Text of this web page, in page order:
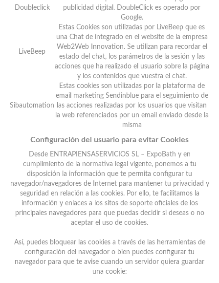
Doubleclick
publicidad digital. DoubleClick es operado por
Google.
LiveBeep
Estas Cookies son utilizadas por LiveBeep que es
una Chat de integrado en el website de la empresa
Web2Web Innovation. Se utilizan para recordar el
estado del chat, los parámetros de la sesión y las
acciones que ha realizado el usuario sobre la página
y los contenidos que vuestra el chat.
Sibautomation
Estas cookies son utilizadas por la plataforma de
email marketing Sendinblue para el seguimiento de
las acciones realizadas por los usuarios que visitan
la web referenciados por un email enviado desde la
misma
Configuración del usuario para evitar Cookies
Desde ENTRAPIENSASERVICIOS SL – ExpoBath y en
cumplimiento de la normativa legal vigente, ponemos a tu
disposición la información que te permita configurar tu
navegador/navegadores de Internet para mantener tu privacidad y
seguridad en relación a las cookies. Por ello, te facilitamos la
información y enlaces a los sitos de soporte oficiales de los
principales navegadores para que puedas decidir si deseas o no
aceptar el uso de cookies.
Así, puedes bloquear las cookies a través de las herramientas de
configuración del navegador o bien puedes configurar tu
navegador para que te avise cuando un servidor quiera guardar
una cookie: